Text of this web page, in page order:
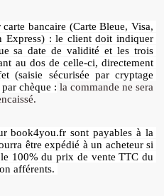
bancaire (Carte Bleue, Visa,
Express) : le client doit indiquer
sa date de validité et les trois
au dos de celle-ci, directement
(saisie sécurisée par cryptage
chèque : la commande ne sera
book4you.fr sont payables à la
être expédié à un acheteur si
100% du prix de vente TTC du
afférents.